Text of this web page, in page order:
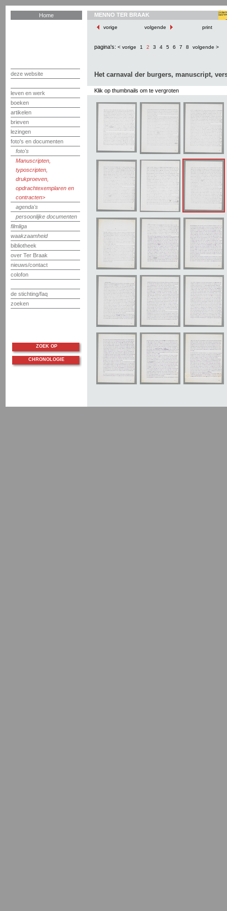
Home
deze website
leven en werk
boeken
artikelen
brieven
lezingen
foto's en documenten
foto's
Manuscripten,
typoscripten,
drukproeven,
opdrachtexemplaren en
contracten
agenda's
persoonlijke documenten
filmliga
waakzaamheid
bibliotheek
over Ter Braak
nieuws/contact
colofon
de stichting/faq
zoeken
MENNO TER BRAAK
vorige volgende print
pagina's: < vorige 1 2 3 4 5 6 7 8 volgende >
Het carnaval der burgers, manuscript,
Klik op thumbnails om te vergroten
ZOEK OP
CHRONOLOGIE